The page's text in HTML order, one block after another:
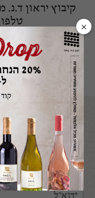
קיבוץ יראון ד.נ.
טלפון
השאירו את
×